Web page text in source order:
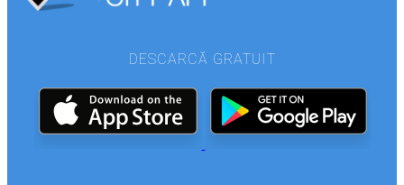
DESCARCĂ GRATUIT